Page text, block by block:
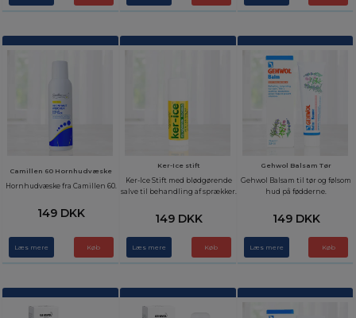
Camillen 60 Hornhudvæske
Hornhudvæske fra Camillen 60.
149 DKK
Læs mere
Ker-Ice stift
Ker-Ice Stift med blødgørende
salve til behandling af sprækker.
149 DKK
Læs mere
Gehwol Balsam Tør
Gehwol Balsam til tør og følsom
hud på fødderne.
149 DKK
Læs mere